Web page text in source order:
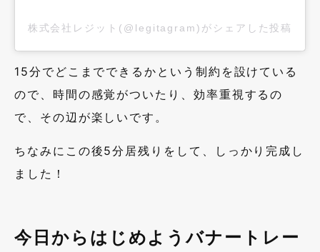
株式会社レジット(@legitagram)がシェアした投稿
15分でどこまでできるかという制約を設けている
ので、時間の感覚がついたり、効率重視するの
で、その辺が楽しいです。
ちなみにこの後5分居残りをして、しっかり完成し
ました！
今日からはじめようバナートレー